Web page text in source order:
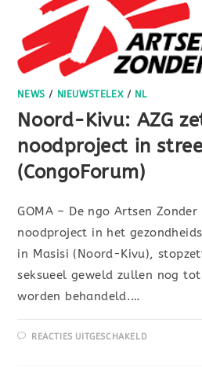
NEWS / NIEUWSTELEX/ NL
Noord-Kivu: AZG
noodproject in
(CongoForum)
GOMA – De ngo Artsen
noodproject in het
in Masisi (Noord-Kivu),
seksueel geweld zullen nog
worden behandeld.…
REACTIES UITGESCHAKELD